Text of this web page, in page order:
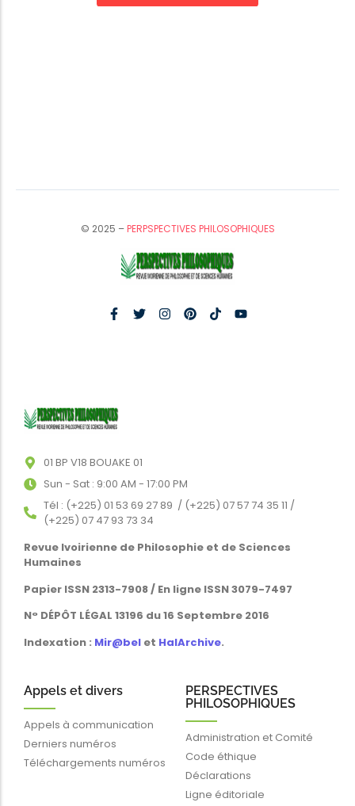
© 2025 –PERPSPECTIVES PHILOSOPHIQUES
01 BP V18 BOUAKE 01
Sun - Sat : 9:00 AM - 17:00 PM
Tél : (+225) 01 53 69 27 89 / (+225) 07 57 74 35 11 /
(+225) 07 47 93 73 34
Revue Ivoirienne de Philosophie et de Sciences
Humaines
Papier ISSN 2313-7908 / En ligne ISSN 3079-7497
N° DÉPÔT LÉGAL 13196 du 16 Septembre 2016
Indexation : Mir@bel et HalArchive.
Appels et divers
Appels à communication
Derniers numéros
Téléchargements numéros
PERSPECTIVES
PHILOSOPHIQUES
Administration et Comité
Code éthique
Déclarations
Ligne éditoriale